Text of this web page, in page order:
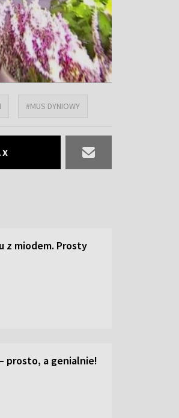
#MUS DYNIOWY
X
z miodem. Prosty
prosto, a genialnie!